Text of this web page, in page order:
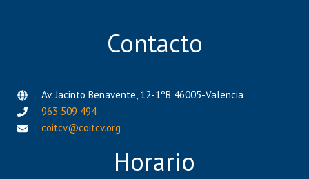
Contacto
Av. Jacinto Benavente, 12-1ºB 46005-Valencia
963 509 494
coitcv@coitcv.org
Horario